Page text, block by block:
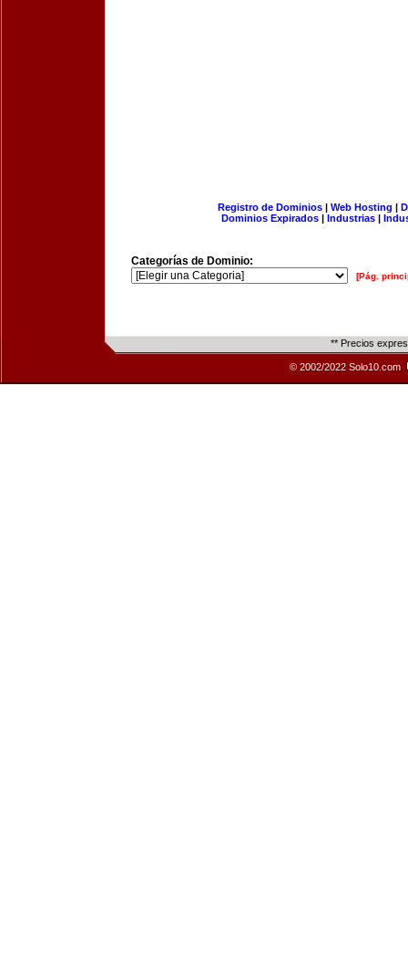
Registro de Dominios| Web Hosting |
Dominios Expirados | Industrias |
Categorías de Dominio:
[Pág.
** Precios
© 2002/2022 Solo10.com